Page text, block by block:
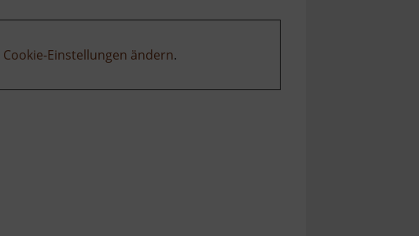
Cookie-Einstellungen ändern.